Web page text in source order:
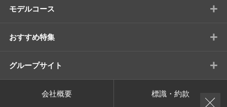
モデルコース +
おすすめ特集 +
グループサイト +
会社概要 標識・約款